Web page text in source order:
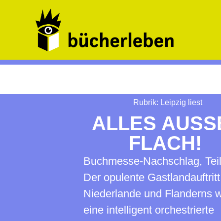
Rubrik: Leipzig liest
ALLES
LACH!
Buchmesse-Nachschlag,
Der opulente
Niederlande und Flanderns
eine intelligent orchestrierte